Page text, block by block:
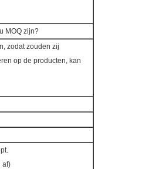
MOQ zijn?
zodat zouden zij
op de producten, kan
af)